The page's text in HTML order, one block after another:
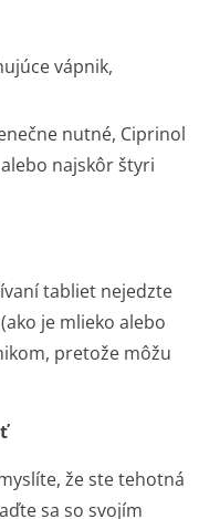
vápnik,
nutné, Ciprinol
najskôr štyri
tabliet nejedzte
je mlieko alebo
pretože môžu
že ste tehotná
sa so svojím